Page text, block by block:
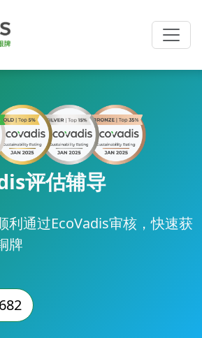
评估辅导
利通过EcoVadis审核，快速获
牌